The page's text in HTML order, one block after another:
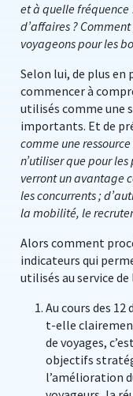
et à quelle fréquence
d’affaires ?
voyageons pour les
Selon lui, de plus en
commencer à
utilisés comme une
importants. Et de
comme une
n’utiliser que pour
verront un avantage
les concurrents ;
la mobilité, le
Alors comment
indicateurs qui
utilisés au service
Au cours des
t-elle
de voyages,
objectifs
l’amélioration